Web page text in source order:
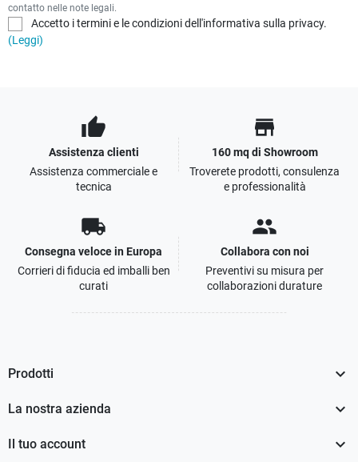
contatto nelle note legali.
Accetto i termini e le condizioni dell'informativa sulla privacy.
(Leggi)
thumb_up
Assistenza clienti
Assistenza commerciale e
tecnica
store
160 mq di Showroom
Troverete prodotti, consulenza
e professionalità
local_shipping
Consegna veloce in Europa
Corrieri di fiducia ed imballi ben
curati
people
Collabora con noi
Preventivi su misura per
collaborazioni durature
Prodotti 
La nostra azienda 
Il tuo account 